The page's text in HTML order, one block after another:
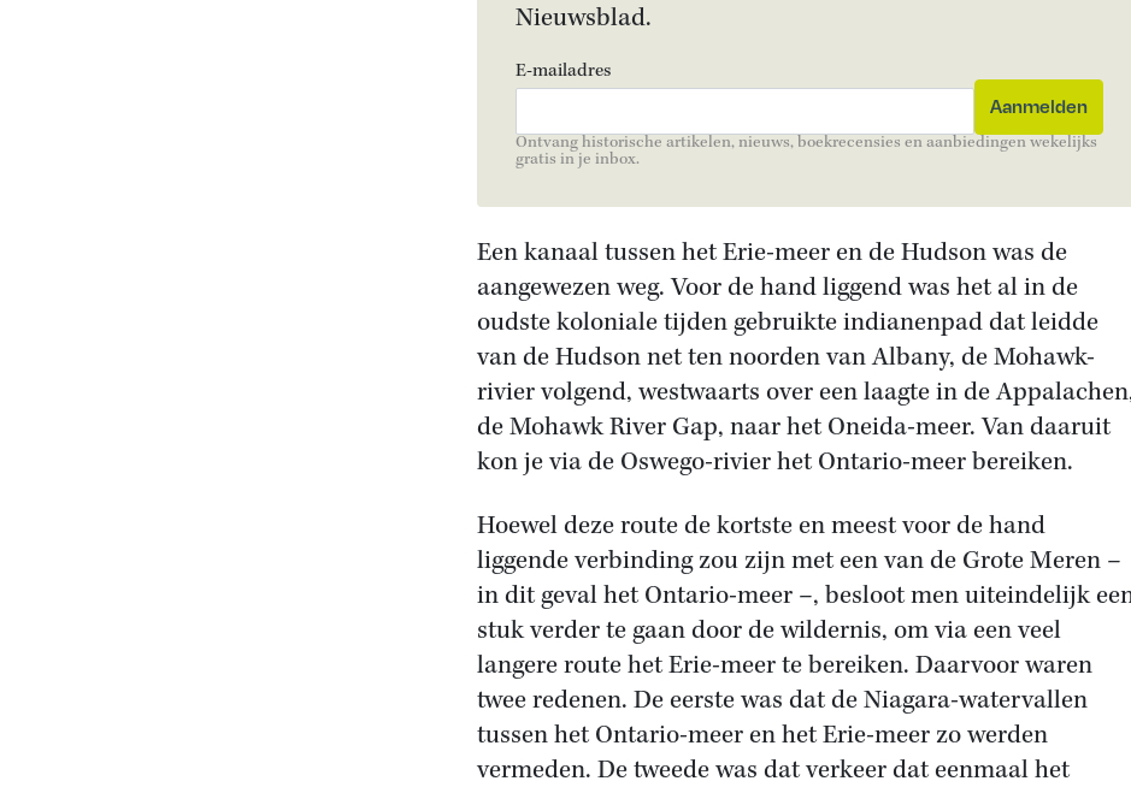
Nieuwsblad.
E-mailadres
Ontvang historische artikelen, nieuws, boekrecensies en aanbiedingen wekelijks
gratis in je inbox.
Een kanaal tussen het Erie-meer en de Hudson was de
aangewezen weg. Voor de hand liggend was het al in de
oudste koloniale tijden gebruikte indianenpad dat leidde
van de Hudson net ten noorden van Albany, de Mohawk-
rivier volgend, westwaarts over een laagte in de
de Mohawk River Gap, naar het Oneida-meer. Van daaruit
kon je via de Oswego-rivier het Ontario-meer bereiken.
Hoewel deze route de kortste en meest voor de hand
liggende verbinding zou zijn met een van de Grote Meren –
in dit geval het Ontario-meer –, besloot men uiteindelijk
stuk verder te gaan door de wildernis, om via een veel
langere route het Erie-meer te bereiken. Daarvoor waren
twee redenen. De eerste was dat de Niagara-watervallen
tussen het Ontario-meer en het Erie-meer zo werden
vermeden. De tweede was dat verkeer dat eenmaal het